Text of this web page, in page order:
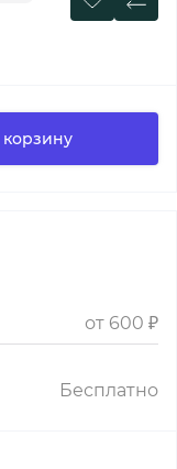
корзину
от 600 ₽
Бесплатно